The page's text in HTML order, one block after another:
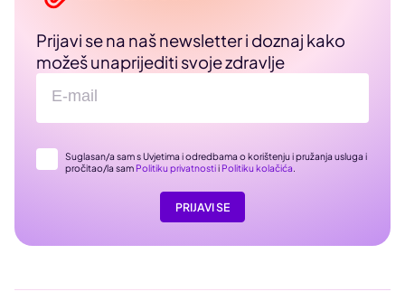
Prijavi se na naš newsletter i doznaj kako
možeš unaprijediti svoje zdravlje
Suglasan/a sam s Uvjetima i odredbama o korištenju i pružanja usluga i
pročitao/la sam Politiku privatnostii Politiku kolačića.
PRIJAVI SE